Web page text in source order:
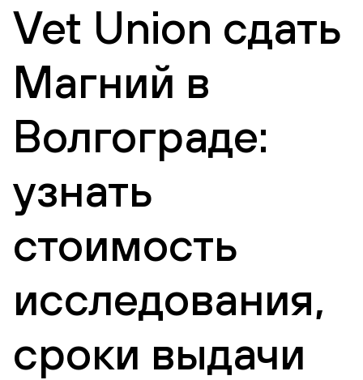
Vet Union сдать
Магний в
Волгограде:
узнать
стоимость
исследования,
сроки выдачи